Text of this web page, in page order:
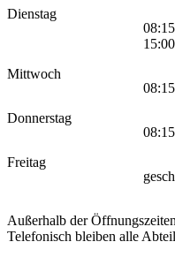
Dienstag
Mittwoch
Donnerstag
Freitag
Außerhalb der
Telefonisch bleiben alle